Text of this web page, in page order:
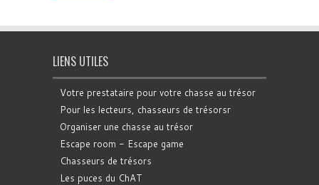
LIENS UTILES
Votre prestataire pour votre chasse au trésor
Pour les lecteurs, chasseurs de trésorsr
Organiser une chasse au trésor
Escape room - Escape game
Chasseurs de trésors
Les puces du ChAT